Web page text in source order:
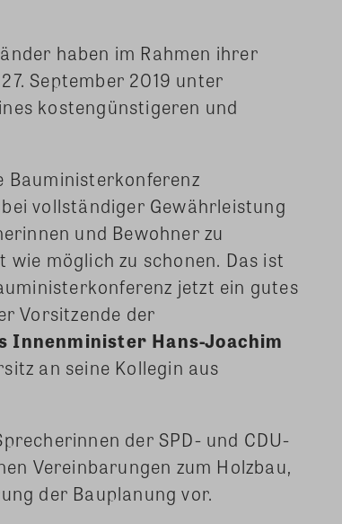
haben im Rahmen ihrer
September 2019 unter
kostengünstigeren und
Bauministerkonferenz
vollständiger Gewährleistung
und Bewohner zu
möglich zu schonen. Das ist
jetzt ein gutes
Vorsitzende der
Innenminister Hans-Joachim
an seine Kollegin aus
der SPD- und CDU-
Vereinbarungen zum Holzbau,
der Bauplanung vor.